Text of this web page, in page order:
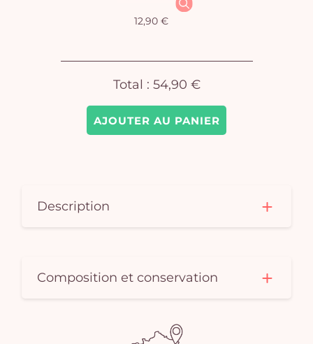
AJOUTER AU PANIER
12,90 €
Total : 54,90 €
Description
Composition et conservation